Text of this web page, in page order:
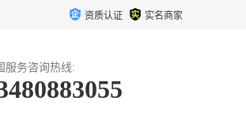
资质认证 实名商家
服务咨询热线: